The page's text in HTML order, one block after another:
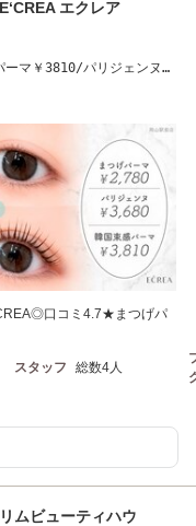
エクレア
マ￥3810/パリジェンヌ
口コミ4.7★まつげパ
スタッフ 総数4人
ムビューティハウ